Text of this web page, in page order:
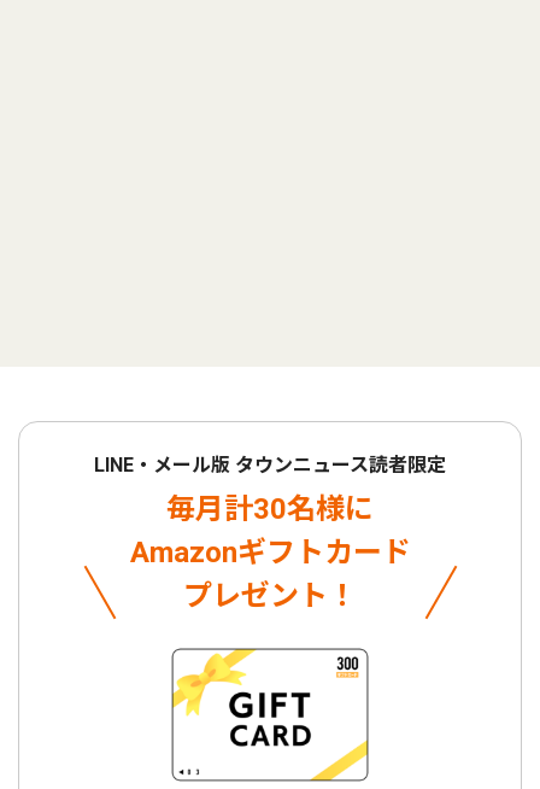
LINE・メール版 タウンニュース読者限定
毎月計30名様に
Amazonギフトカード
プレゼント！